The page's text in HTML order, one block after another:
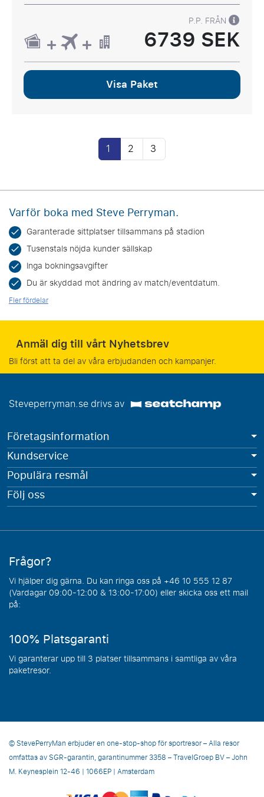
P.P. FRÅN
6739 SEK
Visa Paket
1 2 3
Varför boka med Steve Perryman.
Garanterade sittplatser tillsammans på stadion
Tusenstals nöjda kunder sällskap
Inga bokningsavgifter
Du är skyddad mot ändring av match/eventdatum.
Fler fördelar
Anmäl dig till vårt Nyhetsbrev
Bli först att ta del av våra erbjudanden och kampanjer.
Steveperryman.se drivs av
Företagsinformation
Kundservice
Populära resmål
Följ oss
Frågor?
Vi hjälper dig gärna. Du kan ringa oss på +46 10 555 12 87
(Vardagar 09:00-12:00 & 13:00-17:00) eller skicka oss ett mail
på:
100% Platsgaranti
Vi garanterar upp till 3 platser tillsammans i samtliga av våra
paketresor.
© StevePerryMan erbjuder en one-stop-shop för sportresor – Alla resor
omfattas av SGR-garantin, garantinummer 3358 – TravelGroep BV – John
M. Keynesplein 12-46 | 1066EP | Amsterdam